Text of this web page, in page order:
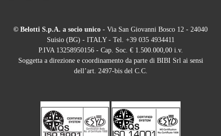
© Belotti S.p.A. a socio unico - Via San Giovanni Bosco 12 - 24040
Suisio (BG) - ITALY - Tel. +39 035 4934411
P.IVA 13258950156 - Cap. Soc. € 1.500.000,00 i.v.
Soggetta a direzione e coordinamento da parte di BIBI Srl ai sensi
dell’art. 2497-bis del C.C.